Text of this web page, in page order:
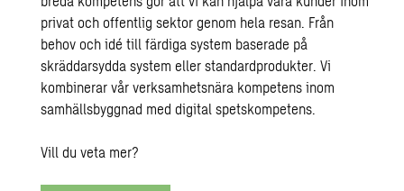
privat och offentlig sektor genom hela resan. Från
behov och idé till färdiga system baserade på
skräddarsydda system eller standardprodukter. Vi
kombinerar vår verksamhetsnära kompetens inom
samhällsbyggnad med digital spetskompetens.
Vill du veta mer?